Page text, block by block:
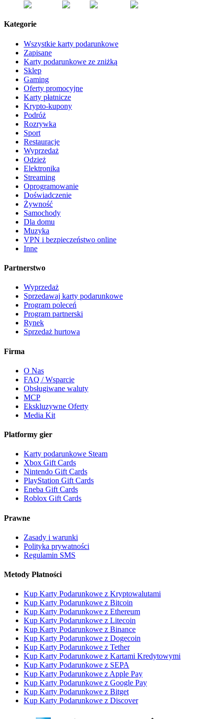
Kategorie
Wszystkie karty podarunkowe
Zapisane
Karty podarunkowe ze zniżką
Sklep
Gaming
Oferty promocyjne
Karty płatnicze
Krypto-kupony
Podróż
Rozrywka
Sport
Restauracje
Wyprzedaż
Odzież
Elektronika
Streaming
Oprogramowanie
Doświadczenie
Żywność
Samochody
Dla domu
Muzyka
VPN i bezpieczeństwo online
Inne
Partnerstwo
Wyprzedaż
Sprzedawaj karty podarunkowe
Program poleceń
Program partnerski
Rynek
Sprzedaż hurtowa
Firma
O Nas
FAQ / Wsparcie
Obsługiwane waluty
MCP
Ekskluzywne Oferty
Media Kit
Platformy gier
Karty podarunkowe Steam
Xbox Gift Cards
Nintendo Gift Cards
PlayStation Gift Cards
Eneba Gift Cards
Roblox Gift Cards
Prawne
Zasady i warunki
Polityka prywatności
Regulamin SMS
Metody Płatności
Kup Karty Podarunkowe z Kryptowalutami
Kup Karty Podarunkowe z Bitcoin
Kup Karty Podarunkowe z Ethereum
Kup Karty Podarunkowe z Litecoin
Kup Karty Podarunkowe z Binance
Kup Karty Podarunkowe z Dogecoin
Kup Karty Podarunkowe z Tether
Kup Karty Podarunkowe z Kartami Kredytowymi
Kup Karty Podarunkowe z SEPA
Kup Karty Podarunkowe z Apple Pay
Kup Karty Podarunkowe z Google Pay
Kup Karty Podarunkowe z Bitget
Kup Karty Podarunkowe z Discover